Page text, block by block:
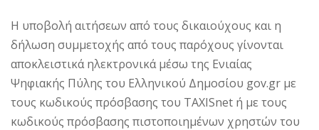
Η υποβολή αιτήσεων από τους δικαιούχους και η
δήλωση συμμετοχής από τους παρόχους γίνονται
αποκλειστικά ηλεκτρονικά μέσω της Ενιαίας
Ψηφιακής Πύλης του Ελληνικού Δημοσίου gov.gr με
τους κωδικούς πρόσβασης του TAXISnet ή με τους
κωδικούς πρόσβασης πιστοποιημένων χρηστών του